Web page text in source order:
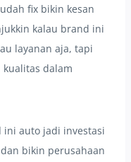
fix bikin kesan
kalau brand ini
layanan aja, tapi
dalam
ini auto jadi investasi
bikin perusahaan